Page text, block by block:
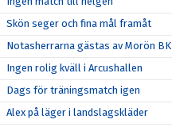
Skön seger och fina mål framåt
Notasherrarna gästas av Morön BK
Ingen rolig kväll i Arcushallen
Dags för träningsmatch igen
Alex på läger i landslagskläder